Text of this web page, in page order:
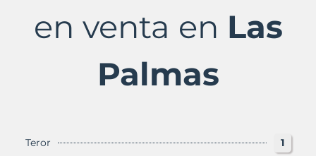
en venta en Las
Palmas
Teror 1